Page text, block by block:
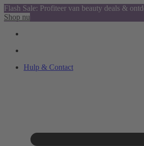
Flash Sale: Profiteer van beauty deals &
Shop nu
Hulp & Contact